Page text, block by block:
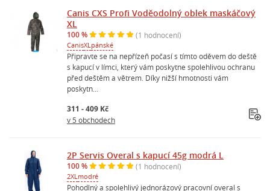
Canis CXS Profi Voděodolný oblek maskáčový
XL
100 % (1 hodnocení)
CanisXL pánské
Připravte se na nepřízeň počasí s tímto oděvem do deště
s kapucí v límci, který vám poskytne spolehlivou ochranu
před deštěm a větrem. Díky nižší hmotnosti vám
poskytn...
311 - 409 Kč
v 5 obchodech
2P Servis Overal s kapucí 45g modrá L
100 % (1 hodnocení)
2XL modré
Pohodlný a spolehlivý jednorázový pracovní overal s